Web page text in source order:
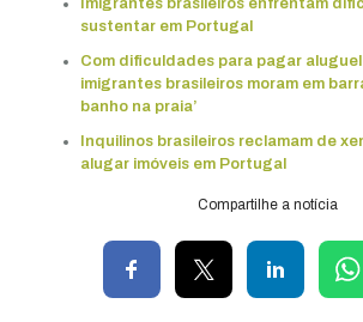
Imigrantes brasileiros enfrentam
sustentar em Portugal
Com dificuldades para pagar
imigrantes brasileiros moram em
banho na praia’
Inquilinos brasileiros reclamam de
alugar imóveis em Portugal
Compartilhe a notícia